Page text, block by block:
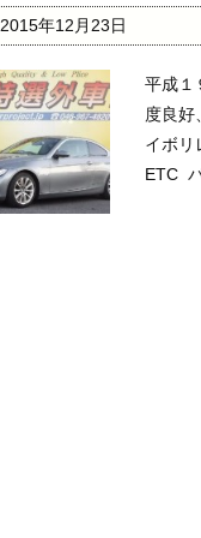
2015年12月23日
平成
度良
イボ
ETC